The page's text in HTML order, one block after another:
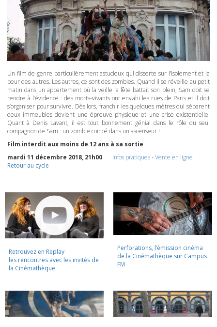
Un film de genre particulièrement astucieux qui disserte sur l’isolement et la
peur des autres. Les autres, ce sont des zombies. Quand il se réveille au petit
matin dans un appartement où la veille la fête battait son plein, Sam doit se
rendre à l’évidence : des morts-vivants ont envahi les rues de Paris et il doit
s’organiser pour survivre. Dès lors, franchir les quelques mètres qui séparent
deux immeubles devient une épreuve physique et une crise existentielle.
Quant à Denis Lavant, il est tout bonnement génial dans le rôle du seul
compagnon de Sam : un zombie coincé dans un ascenseur !
Film interdit aux moins de 12 ans à sa sortie
mardi 11 décembre 2018, 21h00
Infos pratiques-Vente en ligne
Retour au cycle
Retrouvez en Replay
les rencontres avec les invités de
la Cinémathèque
Perforations, l’émission cinéma
de la Cinémathèque sur Campus
FM